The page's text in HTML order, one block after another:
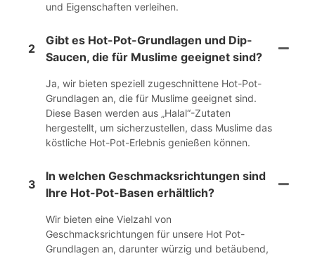
und Eigenschaften verleihen.
2
Gibt es Hot-Pot-Grundlagen und Dip-
Saucen, die für Muslime geeignet sind?
Ja, wir bieten speziell zugeschnittene Hot-Pot-
Grundlagen an, die für Muslime geeignet sind.
Diese Basen werden aus „Halal“-Zutaten
hergestellt, um sicherzustellen, dass Muslime das
köstliche Hot-Pot-Erlebnis genießen können.
3
In welchen Geschmacksrichtungen sind
Ihre Hot-Pot-Basen erhältlich?
Wir bieten eine Vielzahl von
Geschmacksrichtungen für unsere Hot Pot-
Grundlagen an, darunter würzig und betäubend,